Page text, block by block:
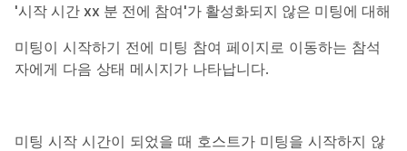
'시작 시간 xx 분 전에 참여'가 활성화되지 않은 미팅에 대해
미팅이 시작하기 전에 미팅 참여 페이지로 이동하는 참석
자에게 다음 상태 메시지가 나타납니다.
미팅 시작 시간이 되었을 때 호스트가 미팅을 시작하지 않